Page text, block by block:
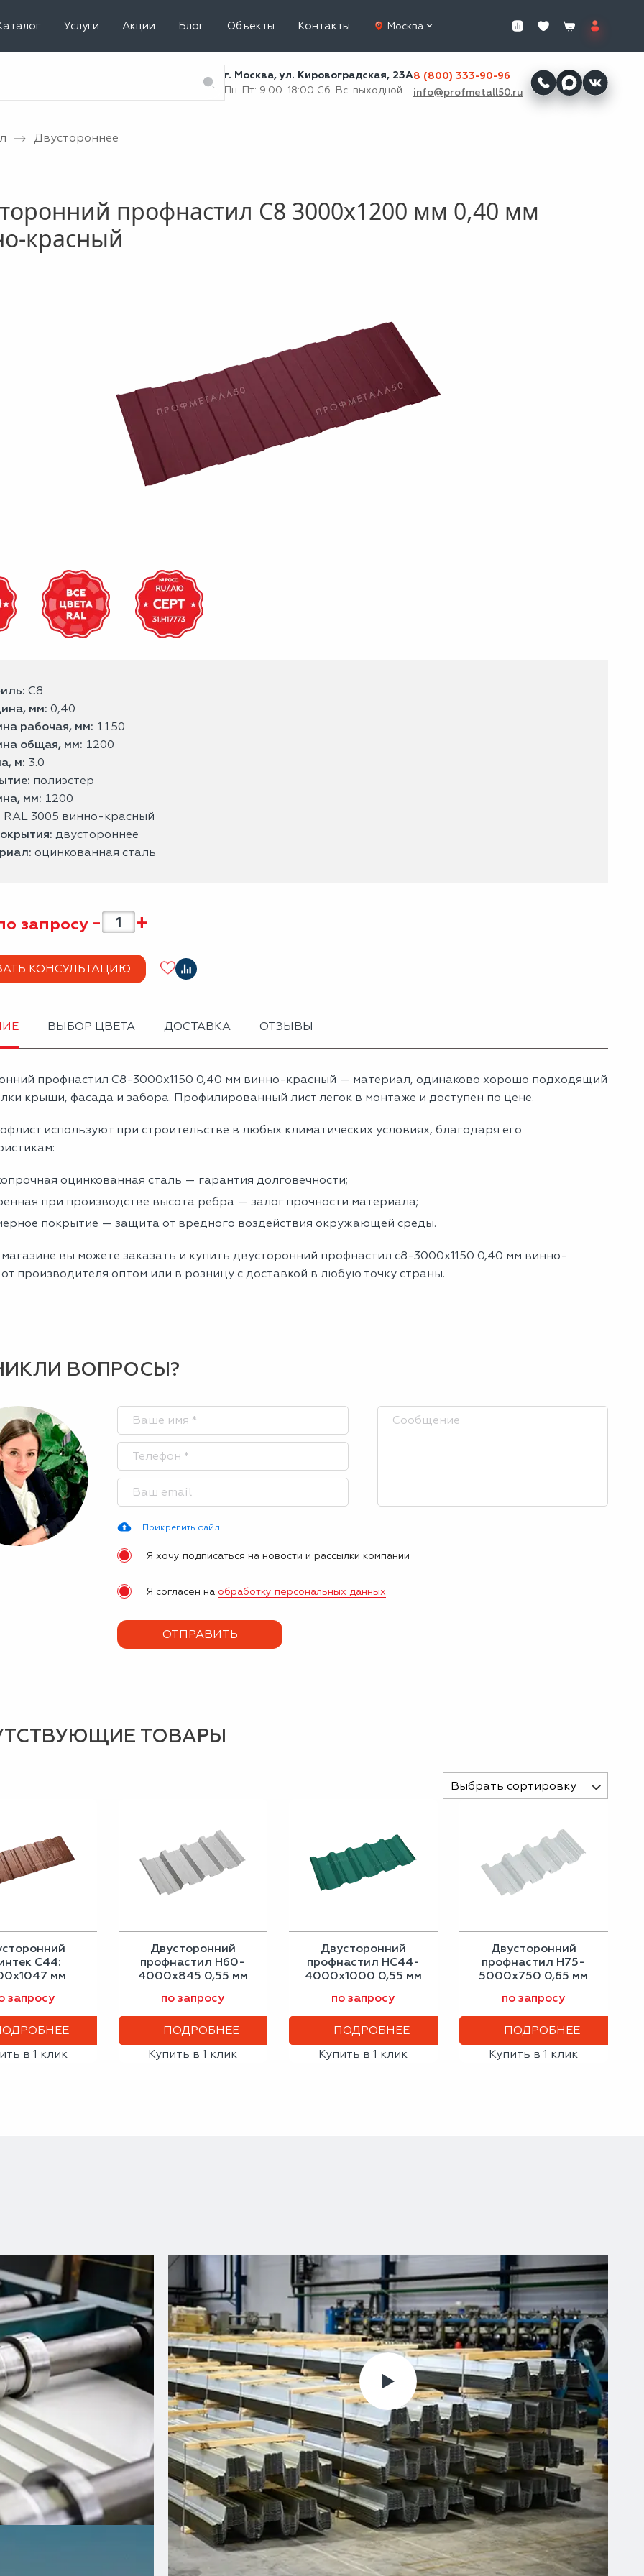
Услуги Акции Блог Объекты Контакты Москва
г. Москва, ул. Кировоградская, 23А
Пн-Пт: 9:00-18:00 Сб-Вс: выходной
8 (800) 333-90-96
info@profmetall50.ru
Двустороннее
профнастил С8 3000x1200 мм 0,40 мм
красный
С8
мм: 0,40
рабочая, мм: 1150
общая, мм: 1200
м: 3.0
полиэстер
мм: 1200
RAL 3005 винно-красный
двустороннее
оцинкованная сталь
запросу - +
КОНСУЛЬТАЦИЮ
ВЫБОР ЦВЕТА ДОСТАВКА ОТЗЫВЫ
профнастил С8-3000х1150 0,40 мм винно-красный — материал, одинаково хорошо подходящий
крыши, фасада и забора. Профилированный лист легок в монтаже и доступен по цене.
используют при строительстве в любых климатических условиях, благодаря его
оцинкованная сталь — гарантия долговечности;
при производстве высота ребра — залог прочности материала;
покрытие — защита от вредного воздействия окружающей среды.
вы можете заказать и купить двусторонний профнастил с8-3000х1150 0,40 мм винно-
производителя оптом или в розницу с доставкой в любую точку страны.
ВОПРОСЫ?
Прикрепить файл
Я хочу подписаться на новости и рассылки компании
Я согласен на обработку персональных данных
ТОВАРЫ
Выбрать сортировку
С44:
мм
мм
запросу
в 1 клик
Двусторонний
профнастил Н60-
4000х845 0,55 мм
по запросу
ПОДРОБНЕЕ
Купить в 1 клик
Двусторонний
профнастил НС44-
4000х1000 0,55 мм
по запросу
ПОДРОБНЕЕ
Купить в 1 клик
Двусторонний
профнастил Н75-
5000х750 0,65 мм
по запросу
ПОДРОБНЕЕ
Купить в 1 клик